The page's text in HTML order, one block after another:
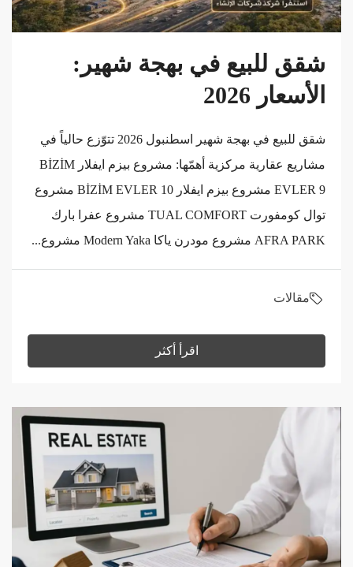
شقق للبيع في بهجة شهير:
الأسعار 2026
شقق للبيع في بهجة شهير اسطنبول 2026 تتوّزع حالياً في
مشاريع عقارية مركزية أهمّها: مشروع بيزم ايفلار BİZİM
EVLER 9 مشروع بيزم ايفلار BİZİM EVLER 10 مشروع
توال كومفورت TUAL COMFORT مشروع عفرا بارك
AFRA PARK مشروع مودرن ياكا Modern Yaka مشروع...
مقالات
اقرأ أكثر